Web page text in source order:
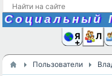
Социальный
Я и
Пользователи